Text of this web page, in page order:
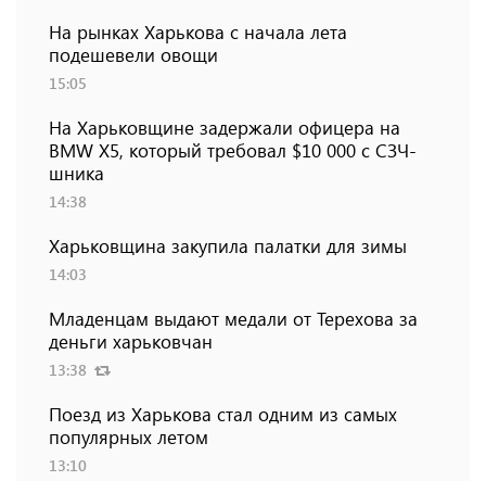
На рынках Харькова с начала лета
подешевели овощи
15:05
На Харьковщине задержали офицера на
BMW Х5, который требовал $10 000 с СЗЧ-
шника
14:38
Харьковщина закупила палатки для зимы
14:03
Младенцам выдают медали от Терехова за
деньги харьковчан
13:38
Поезд из Харькова стал одним из самых
популярных летом
13:10